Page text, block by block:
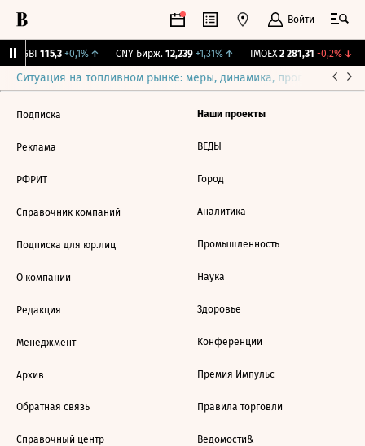
Войти
RGBI 115,3 +0,1%↑ CNY Бирж. 12,239 +1,31%↑ IMOEX 2 281,31 -0,2%↓
Ситуация на топливном рынке: меры, динамика, прогнозы
Подписка
Реклама
РФРИТ
Справочник компаний
Подписка для юр.лиц
О компании
Редакция
Менеджмент
Архив
Обратная связь
Справочный центр
Наши проекты
ВЕДЫ
Город
Аналитика
Промышленность
Наука
Здоровье
Конференции
Премия Импульс
Правила торговли
Ведомости&